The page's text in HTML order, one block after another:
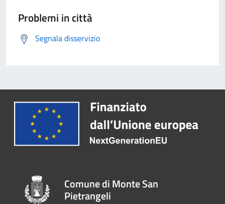
Problemi in città
Segnala disservizio
Comune di Monte San
Pietrangeli